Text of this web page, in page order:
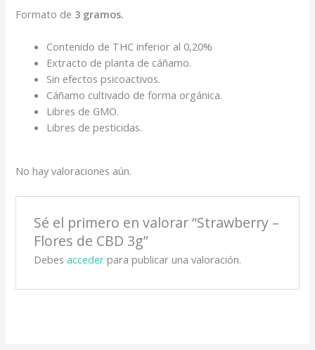
Formato de 3 gramos.
Contenido de THC inferior al 0,20%
Extracto de planta de cáñamo.
Sin efectos psicoactivos.
Cáñamo cultivado de forma orgánica.
Libres de GMO.
Libres de pesticidas.
No hay valoraciones aún.
Sé el primero en valorar “Strawberry –
Flores de CBD 3g”
Debes accederpara publicar una valoración.